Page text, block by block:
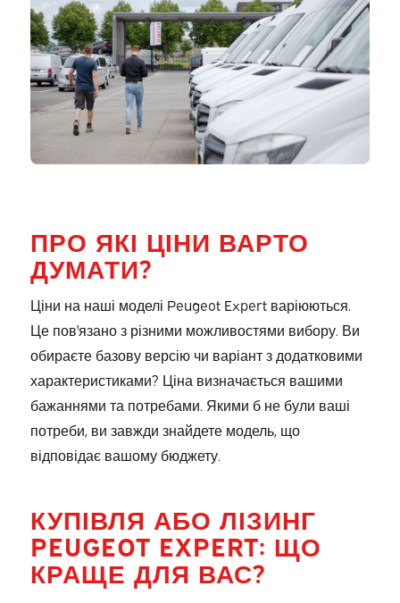
ПРО ЯКІ ЦІНИ ВАРТО
ДУМАТИ?
Ціни на наші моделі Peugeot Expert варіюються.
Це пов'язано з різними можливостями вибору. Ви
обираєте базову версію чи варіант з додатковими
характеристиками? Ціна визначається вашими
бажаннями та потребами. Якими б не були ваші
потреби, ви завжди знайдете модель, що
відповідає вашому бюджету.
КУПІВЛЯ АБО ЛІЗИНГ
PEUGEOT EXPERT: ЩО
КРАЩЕ ДЛЯ ВАС?